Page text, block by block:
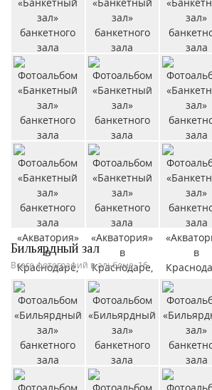
Бильярдный зал
Всего фотографий в альбоме: 16